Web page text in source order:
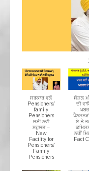
ਸਰਕਾਰ ਵਲੋਂ
Pensioners/
family
Pensioners
ਲਈ ਨਵੀ
ਸਹੁਲਤ –
New
Facility for
Pensioners/
Family
Pensioners
ਸੋਸ਼ਲ
ਦੀ
ਏ ਤੇ
ਨਹੀਂ
Fact